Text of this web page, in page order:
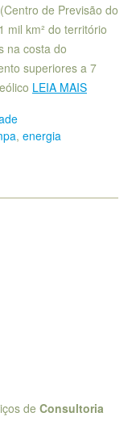
de Previsão do
mil km² do território
na costa do
superiores a 7
LEIA MAIS
, energia
de Consultoria